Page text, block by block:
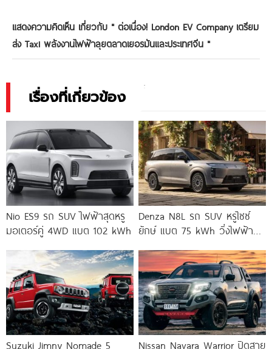
แสดงความคิดเห็น เกี่ยวกับ " ต่อเนื่อง! London EV Company เตรียม
ส่ง Taxi พลังงานไฟฟ้าลุยตลาดเยอรมันและประเทศจีน "
เรื่องที่เกี่ยวข้อง
Nio ES9 รถ SUV ไฟฟ้าสุดหรู
มอเตอร์คู่ 4WD แบต 102 kWh
Denza N8L รถ SUV หรูไซซ์
ยักษ์ แบต 75 kWh วิ่งไฟฟ้า
Suzuki Jimny Nomade 5
Nissan Navara Warrior ปิดสาย